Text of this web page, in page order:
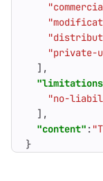
"private-
],
"no-
],
"content" :
}